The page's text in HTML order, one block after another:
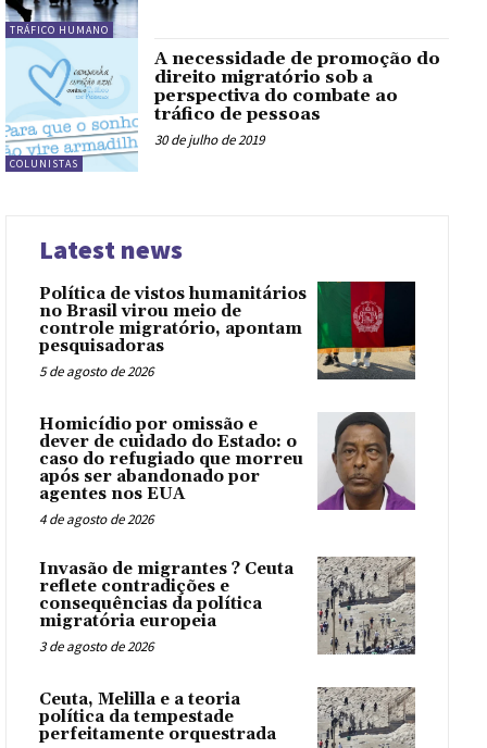
TRÁFICO HUMANO
COLUNISTAS
A necessidade de promoção do
direito migratório sob a
perspectiva do combate ao
tráfico de pessoas
30 de julho de 2019
Latest news
Política de vistos humanitários
no Brasil virou meio de
controle migratório, apontam
pesquisadoras
5 de agosto de 2026
Homicídio por omissão e
dever de cuidado do Estado: o
caso do refugiado que morreu
após ser abandonado por
agentes nos EUA
4 de agosto de 2026
Invasão de migrantes ? Ceuta
reflete contradições e
consequências da política
migratória europeia
3 de agosto de 2026
Ceuta, Melilla e a teoria
política da tempestade
perfeitamente orquestrada